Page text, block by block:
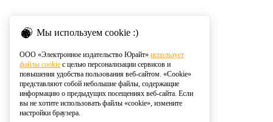
Мы используем cookie :)
ООО «Электронное издательство Юрайт» использует
файлы cookie с целью персонализации сервисов и
повышения удобства пользования веб-сайтом. «Cookie»
представляют собой небольшие файлы, содержащие
информацию о предыдущих посещениях веб-сайта. Если
вы не хотите использовать файлы «cookie», измените
настройки браузера.